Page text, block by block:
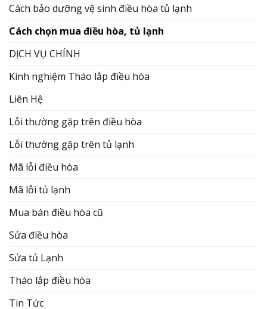
Cách bảo dưỡng vệ sinh điều hòa tủ lạnh
Cách chọn mua điều hòa, tủ lạnh
DỊCH VỤ CHÍNH
Kinh nghiệm Tháo lắp điều hòa
Liên Hệ
Lỗi thường gặp trên điều hòa
Lỗi thường gặp trên tủ lạnh
Mã lỗi điều hòa
Mã lỗi tủ lạnh
Mua bán điều hòa cũ
Sửa điều hòa
Sửa tủ Lạnh
Tháo lắp điều hòa
Tin Tức